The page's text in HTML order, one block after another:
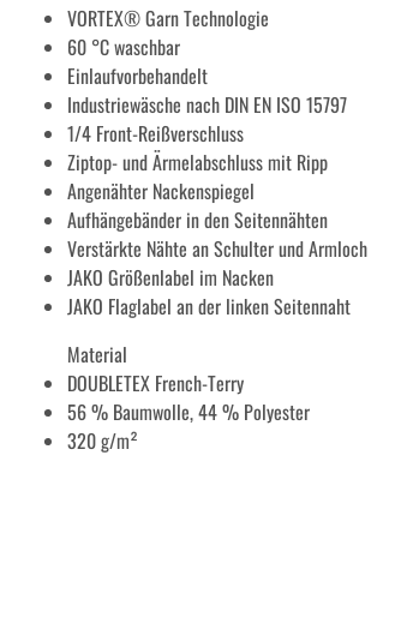
VORTEX® Garn Technologie
60 °C waschbar
Einlaufvorbehandelt
Industriewäsche nach DIN EN ISO 15797
1/4 Front-Reißverschluss
Ziptop- und Ärmelabschluss mit Ripp
Angenähter Nackenspiegel
Aufhängebänder in den Seitennähten
Verstärkte Nähte an Schulter und Armloch
JAKO Größenlabel im Nacken
JAKO Flaglabel an der linken Seitennaht
Material
DOUBLETEX French-Terry
56 % Baumwolle, 44 % Polyester
320 g/m²